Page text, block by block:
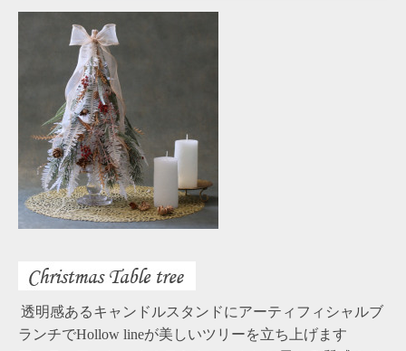
透明感あるキャンドルスタンドにアーティフィシャルブ
ランチでHollow lineが美しいツリーを立ち上げます